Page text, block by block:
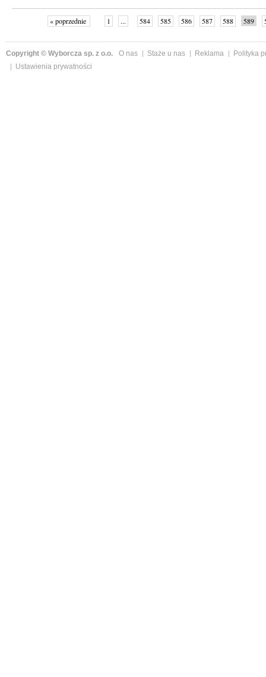
« poprzednie 1 ... 584 585 586 587 588 589
Copyright © Wyborcza sp. z o.o. O nas Staże u nas Reklama
Polityka
Ustawienia prywatności